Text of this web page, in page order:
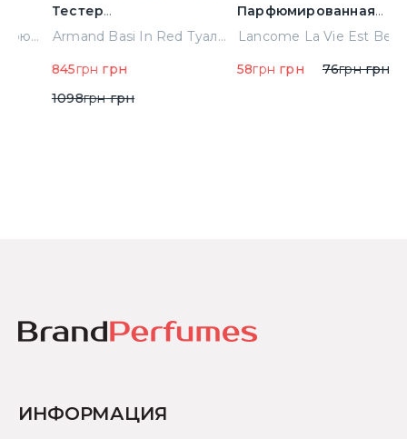
Тестер
(8427395947208)
Armand Basi In Red Туалетная вода 100 ml Тестер (8427395947208)
грнгрн
1098грнгрн
Парфюмированная
вода 1.2 ml Пробник
Lancome La Vie Est Belle L'elixir Парфюмированная вода 1.2 ml Пробник
грнгрн 76 грнгрн
ИНФОРМАЦИЯ